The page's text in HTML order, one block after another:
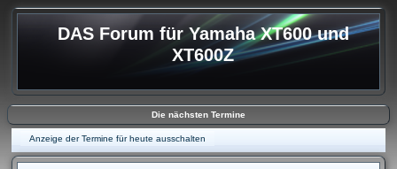
DAS Forum für Yamaha XT600 und
XT600Z
Die nächsten Termine
Anzeige der Termine für heute ausschalten